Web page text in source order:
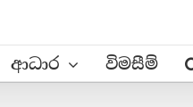
ආධාර විමසීම්